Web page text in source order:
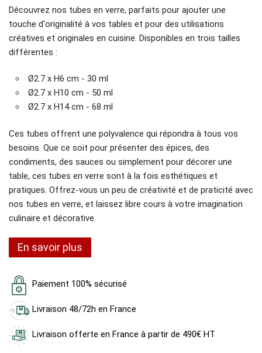
Découvrez nos tubes en verre, parfaits pour ajouter une
touche d'originalité à vos tables et pour des utilisations
créatives et originales en cuisine. Disponibles en trois tailles
différentes :
Ø2.7 x H6 cm - 30 ml
Ø2.7 x H10 cm - 50 ml
Ø2.7 x H14 cm - 68 ml
Ces tubes offrent une polyvalence qui répondra à tous vos
besoins. Que ce soit pour présenter des épices, des
condiments, des sauces ou simplement pour décorer une
table, ces tubes en verre sont à la fois esthétiques et
pratiques. Offrez-vous un peu de créativité et de praticité avec
nos tubes en verre, et laissez libre cours à votre imagination
culinaire et décorative.
En savoir plus
Paiement 100% sécurisé
Livraison 48/72h en France
Livraison offerte en France à partir de 490€ HT